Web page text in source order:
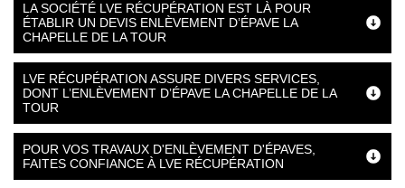
LA SOCIÉTÉ LVE RÉCUPÉRATION EST LÀ POUR
ÉTABLIR UN DEVIS ENLÈVEMENT D’ÉPAVE LA
CHAPELLE DE LA TOUR
LVE RÉCUPÉRATION ASSURE DIVERS SERVICES,
DONT L’ENLÈVEMENT D’ÉPAVE LA CHAPELLE DE LA
TOUR
POUR VOS TRAVAUX D'ENLÈVEMENT D'ÉPAVES,
FAITES CONFIANCE À LVE RÉCUPÉRATION